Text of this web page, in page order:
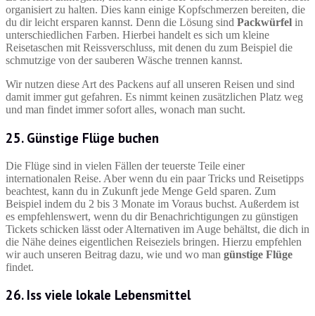
organisiert zu halten. Dies kann einige Kopfschmerzen bereiten, die
du dir leicht ersparen kannst. Denn die Lösung sind Packwürfel in
unterschiedlichen Farben. Hierbei handelt es sich um kleine
Reisetaschen mit Reissverschluss, mit denen du zum Beispiel die
schmutzige von der sauberen Wäsche trennen kannst.
Wir nutzen diese Art des Packens auf all unseren Reisen und sind
damit immer gut gefahren. Es nimmt keinen zusätzlichen Platz weg
und man findet immer sofort alles, wonach man sucht.
25. Günstige Flüge buchen
Die Flüge sind in vielen Fällen der teuerste Teile einer
internationalen Reise. Aber wenn du ein paar Tricks und Reisetipps
beachtest, kann du in Zukunft jede Menge Geld sparen. Zum
Beispiel indem du 2 bis 3 Monate im Voraus buchst. Außerdem ist
es empfehlenswert, wenn du dir Benachrichtigungen zu günstigen
Tickets schicken lässt oder Alternativen im Auge behältst, die dich in
die Nähe deines eigentlichen Reiseziels bringen. Hierzu empfehlen
wir auch unseren Beitrag dazu, wie und wo man günstige Flüge
findet.
26. Iss viele lokale Lebensmittel